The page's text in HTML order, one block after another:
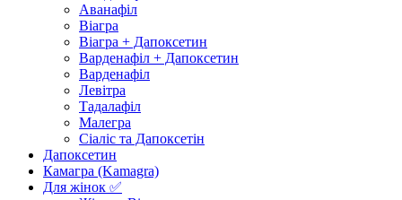
Аванафіл
Віагра
Віагра + Дапоксетин
Варденафіл + Дапоксетин
Варденафіл
Левітра
Тадалафіл
Малегра
Сіаліс та Дапоксетін
Дапоксетин
Камагра (Kamagra)
Для жінок ✅